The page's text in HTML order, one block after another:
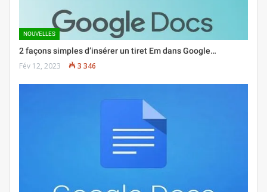
NOUVELLES
2 façons simples d’insérer un tiret Em dans Google…
Fév 12, 2023 3 346